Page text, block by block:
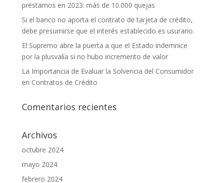
préstamos en 2023: más de 10.000 quejas
Si el banco no aporta el contrato de tarjeta de crédito,
debe presumirse que el interés establecido es usurario.
El Supremo abre la puerta a que el Estado indemnice
por la plusvalía si no hubo incremento de valor
La Importancia de Evaluar la Solvencia del Consumidor
en Contratos de Crédito
Comentarios recientes
Archivos
octubre 2024
mayo 2024
febrero 2024